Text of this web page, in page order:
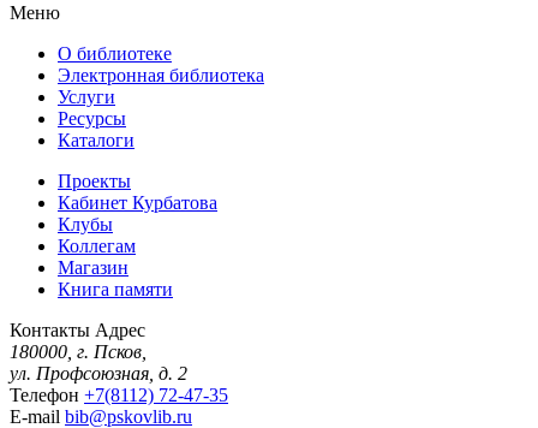
Меню
О библиотеке
Электронная библиотека
Услуги
Ресурсы
Каталоги
Проекты
Кабинет Курбатова
Клубы
Коллегам
Магазин
Книга памяти
Контакты Адрес
180000, г. Псков,
ул. Профсоюзная, д. 2
Телефон +7(8112) 72-47-35
E-mail bib@pskovlib.ru